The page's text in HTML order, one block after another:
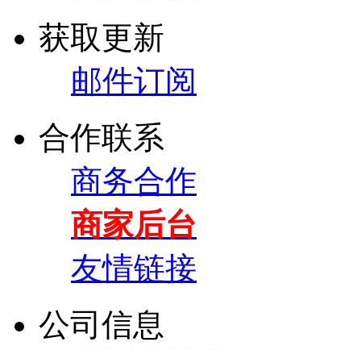
获取更新
邮件订阅
合作联系
商务合作
商家后台
友情链接
公司信息